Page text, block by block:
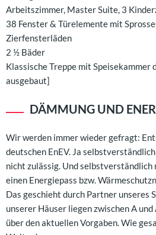
Arbeitszimmer, Master Suite, 3
38 Fenster & Türelemente mit
Zierfensterläden
2 ½ Bäder
Klassische Treppe mit
ausgebaut]
DÄMMUNG UND
Wir werden immer wieder gefragt:
deutschen EnEV. Ja
nicht zulässig. Und selbstverständlich
einen Energiepass bzw.
Das geschieht durch Partner unseres
unserer Häuser liegen zwischen A
über den aktuellen Vorgaben. Wie